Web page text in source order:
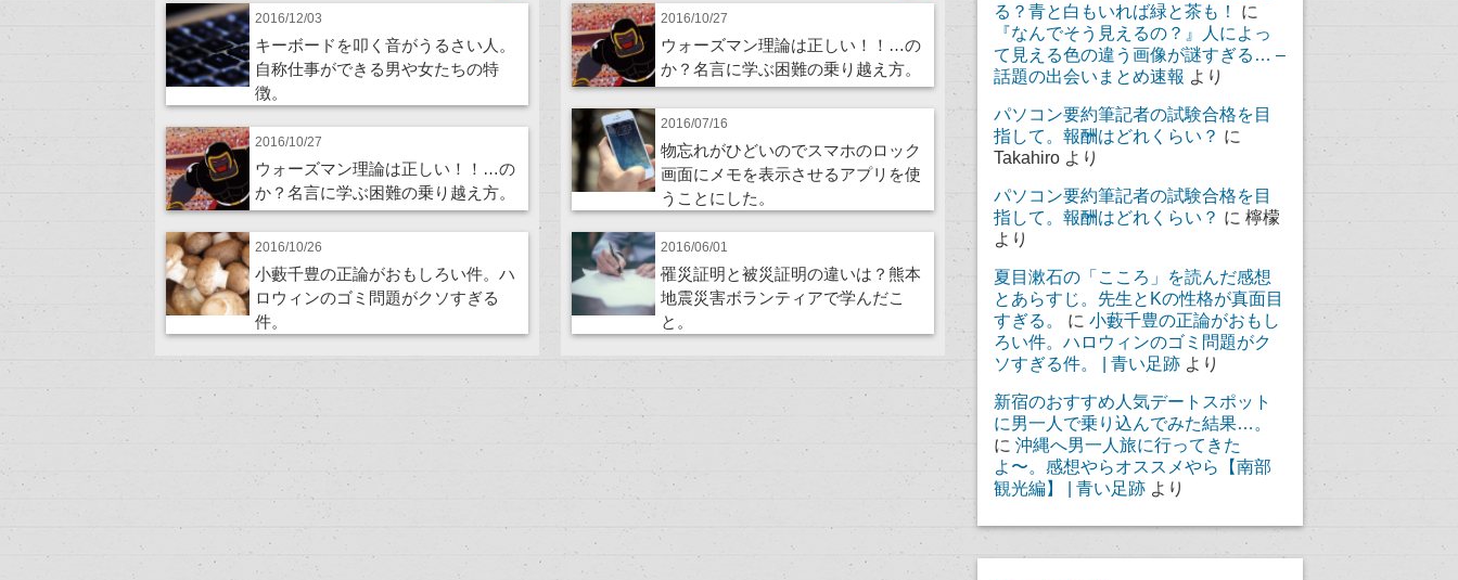
2016/12/03
キーボードを叩く音がうるさい人。
自称仕事ができる男や女たちの特
徴。
2016/10/27
ウォーズマン理論は正しい！！…の
か？名言に学ぶ困難の乗り越え方。
2016/10/26
小藪千豊の正論がおもしろい件。ハ
ロウィンのゴミ問題がクソすぎる
件。
2016/10/27
ウォーズマン理論は正しい！！…の
か？名言に学ぶ困難の乗り越え方。
2016/07/16
物忘れがひどいのでスマホのロック
画面にメモを表示させるアプリを使
うことにした。
2016/06/01
罹災証明と被災証明の違いは？熊本
地震災害ボランティアで学んだこ
と。
る？青と白もいれば緑と茶も！
に
『なんでそう見えるの？』人によっ
て見える色の違う画像が謎すぎる… –
話題の出会いまとめ速報 より
パソコン要約筆記者の試験合格を目
指して。報酬はどれくらい？ に
Takahiro より
パソコン要約筆記者の試験合格を目
指して。報酬はどれくらい？ に 檸檬
より
夏目漱石の「こころ」を読んだ感想
とあらすじ。先生とKの性格が真面目
すぎる。
に 小藪千豊の正論がおもし
ろい件。ハロウィンのゴミ問題がク
ソすぎる件。 | 青い足跡 より
新宿のおすすめ人気デートスポット
に男一人で乗り込んでみた結果…。
に 沖縄へ男一人旅に行ってきた
よ〜。感想やらオススメやら【南部
観光編】 | 青い足跡 より